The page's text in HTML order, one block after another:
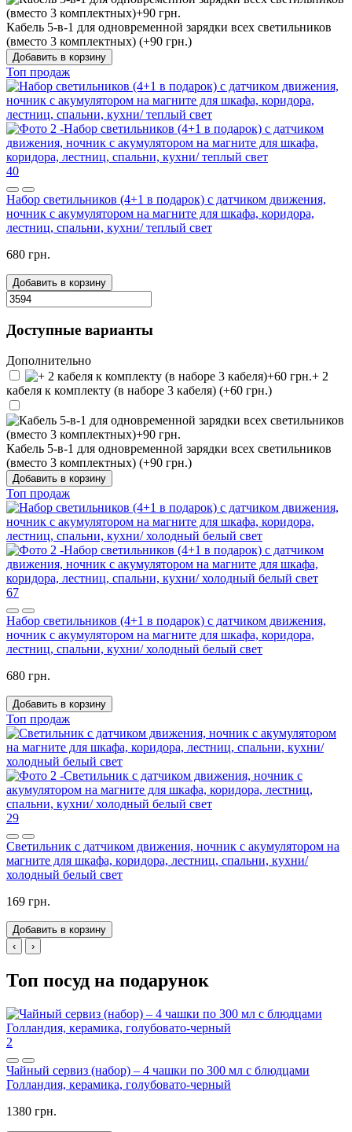
Кабель 5-в-1 для одновременной зарядки всех светильников
(вместо 3 комплектных) (+90 грн.)
Добавить в корзину
Топ продаж
40
Набор светильников (4+1 в подарок) с датчиком движения,
ночник с акумулятором на магните для шкафа, коридора,
лестниц, спальни, кухни/ теплый свет
680 грн.
Добавить в корзину
Доступные варианты
Дополнительно
+ 2
кабеля к комплекту (в наборе 3 кабеля) (+60 грн.)
Кабель 5-в-1 для одновременной зарядки всех светильников
(вместо 3 комплектных) (+90 грн.)
Добавить в корзину
Топ продаж
67
Набор светильников (4+1 в подарок) с датчиком движения,
ночник с акумулятором на магните для шкафа, коридора,
лестниц, спальни, кухни/ холодный белый свет
680 грн.
Добавить в корзину
Топ продаж
29
Светильник с датчиком движения, ночник с акумулятором на
магните для шкафа, коридора, лестниц, спальни, кухни/
холодный белый свет
169 грн.
Добавить в корзину
‹
›
Топ посуд на подарунок
2
Чайный сервиз (набор) – 4 чашки по 300 мл с блюдцами
Голландия, керамика, голубовато-черный
1380 грн.